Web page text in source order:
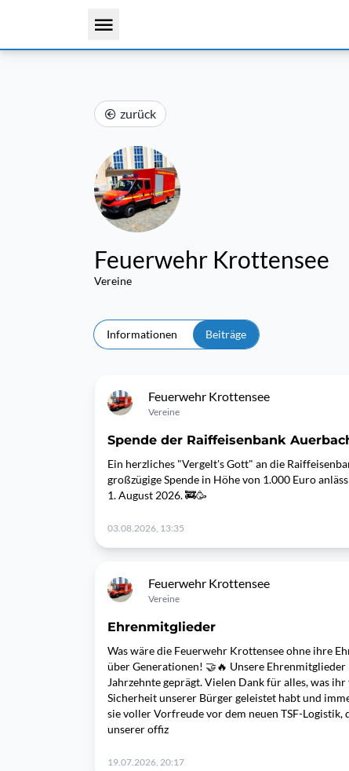
zurück
Feuerwehr Krottensee
Vereine
Informationen Beiträge
Feuerwehr Krottensee
Vereine
Spende der Raiffeisenbank
Ein herzliches "Vergelt's Gott" an die
großzügige Spende in Höhe von 1.000 Euro
1. August 2026. 🚒🥳
03.08.2026, 13:35
Feuerwehr Krottensee
Vereine
Ehrenmitglieder
Was wäre die Feuerwehr Krottensee ohne ihre
über Generationen! 🤝🔥 Unsere
Jahrzehnte geprägt. Vielen Dank für alles, was
Sicherheit unserer Bürger geleistet habt und
sie voller Vorfreude vor dem neuen TSF-Logistik,
unserer offiz
19.07.2026, 20:17